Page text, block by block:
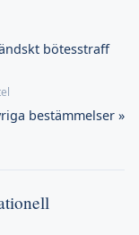
bötesstraff
bestämmelser »